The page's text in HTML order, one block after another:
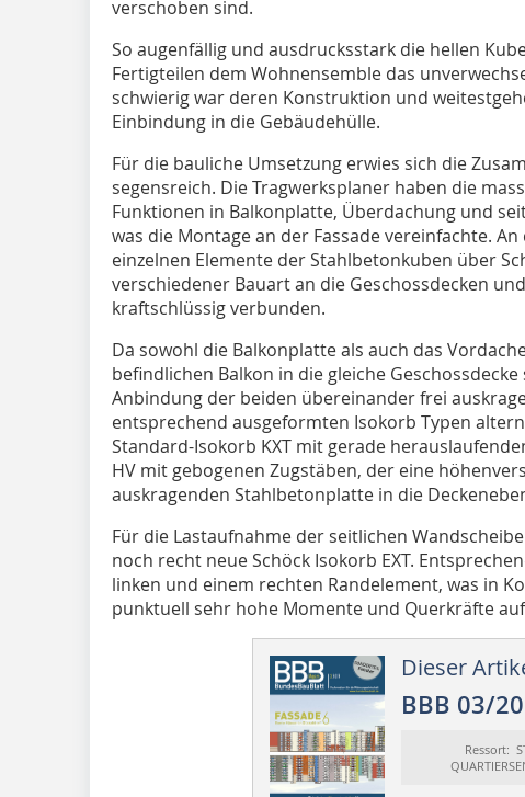
verschoben sind.
So augenfällig und ausdrucksstark die hellen
Fertigteilen dem Wohnensemble das
schwierig war deren Konstruktion und
Einbindung in die Gebäudehülle.
Für die bauliche Umsetzung erwies sich die
segensreich. Die Tragwerksplaner haben die
Funktionen in Balkonplatte, Überdachung und
was die Montage an der Fassade vereinfachte.
einzelnen Elemente der Stahlbetonkuben über
verschiedener Bauart an die Geschossdecken
kraftschlüssig verbunden.
Da sowohl die Balkonplatte als auch das
befindlichen Balkon in die gleiche
Anbindung der beiden übereinander frei
entsprechend ausgeformten Isokorb Typen
Standard-Isokorb KXT mit gerade
HV mit gebogenen Zugstäben, der eine
auskragenden Stahlbetonplatte in die
Für die Lastaufnahme der seitlichen
noch recht neue Schöck Isokorb EXT.
linken und einem rechten Randelement, was in
punktuell sehr hohe Momente und Querkräfte
Dieser
BBB 03/
Ressort: